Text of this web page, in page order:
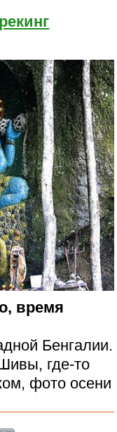
время
Бенгалии.
где-то
фото осени